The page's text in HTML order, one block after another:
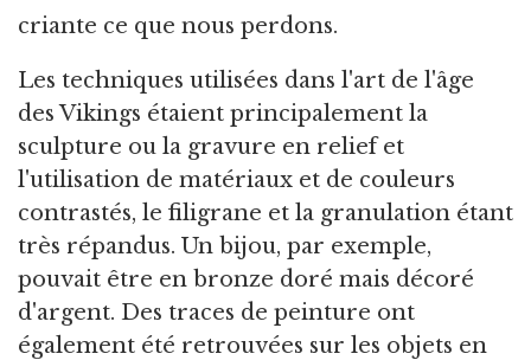
criante ce que nous perdons.
Les techniques utilisées dans l'art de l'âge
des Vikings étaient principalement la
sculpture ou la gravure en relief et
l'utilisation de matériaux et de couleurs
contrastés, le filigrane et la granulation étant
très répandus. Un bijou, par exemple,
pouvait être en bronze doré mais décoré
d'argent. Des traces de peinture ont
également été retrouvées sur les objets en